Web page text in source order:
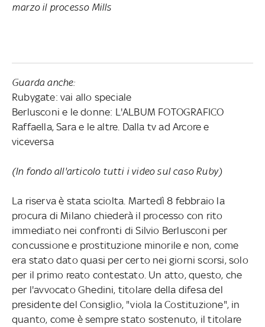
marzo il processo Mills
Guarda anche:
Rubygate: vai allo speciale
Berlusconi e le donne: L'ALBUM FOTOGRAFICO
Raffaella, Sara e le altre. Dalla tv ad Arcore e
viceversa
(In fondo all'articolo tutti i video sul caso Ruby)
La riserva è stata sciolta. Martedì 8 febbraio la
procura di Milano chiederà il processo con rito
immediato nei confronti di Silvio Berlusconi per
concussione e prostituzione minorile e non, come
era stato dato quasi per certo nei giorni scorsi, solo
per il primo reato contestato. Un atto, questo, che
per l'avvocato Ghedini, titolare della difesa del
presidente del Consiglio, "viola la Costituzione", in
quanto, come è sempre stato sostenuto, il titolare